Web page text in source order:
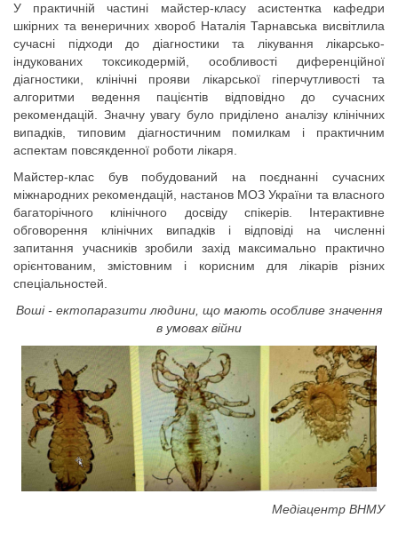
У практичній частині майстер-класу асистентка кафедри
шкірних та венеричних хвороб Наталія Тарнавська висвітлила
сучасні підходи до діагностики та лікування лікарсько-
індукованих токсикодермій, особливості диференційної
діагностики, клінічні прояви лікарської гіперчутливості та
алгоритми ведення пацієнтів відповідно до сучасних
рекомендацій. Значну увагу було приділено аналізу клінічних
випадків, типовим діагностичним помилкам і практичним
аспектам повсякденної роботи лікаря.
Майстер-клас був побудований на поєднанні сучасних
міжнародних рекомендацій, настанов МОЗ України та власного
багаторічного клінічного досвіду спікерів. Інтерактивне
обговорення клінічних випадків і відповіді на численні
запитання учасників зробили захід максимально практично
орієнтованим, змістовним і корисним для лікарів різних
спеціальностей.
Воші - ектопаразити людини, що мають особливе значення
в умовах війни
Медіацентр ВНМУ